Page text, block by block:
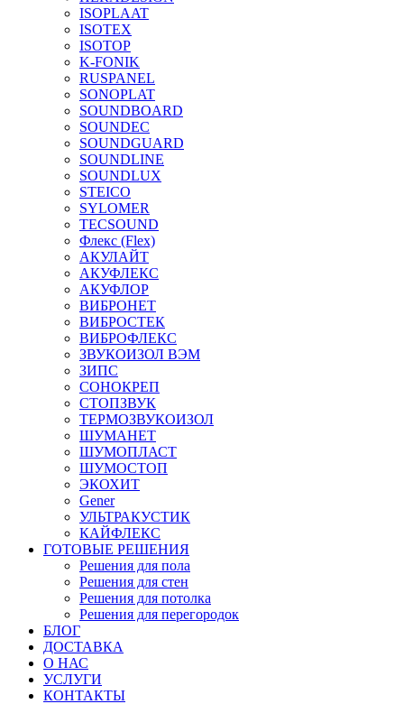
ISOPLAAT
ISOTEX
ISOTOP
K-FONIK
RUSPANEL
SONOPLAT
SOUNDBOARD
SOUNDEC
SOUNDGUARD
SOUNDLINE
SOUNDLUX
STEICO
SYLOMER
TECSOUND
Флекс (Flex)
АКУЛАЙТ
АКУФЛЕКС
АКУФЛОР
ВИБРОНЕТ
ВИБРОСТЕК
ВИБРОФЛЕКС
ЗВУКОИЗОЛ ВЭМ
ЗИПС
СОНОКРЕП
СТОПЗВУК
ТЕРМОЗВУКОИЗОЛ
ШУМАНЕТ
ШУМОПЛАСТ
ШУМОСТОП
ЭКОХИТ
Gener
УЛЬТРАКУСТИК
КАЙФЛЕКС
ГОТОВЫЕ РЕШЕНИЯ
Решения для пола
Решения для стен
Решения для потолка
Решения для перегородок
БЛОГ
ДОСТАВКА
О НАС
УСЛУГИ
КОНТАКТЫ